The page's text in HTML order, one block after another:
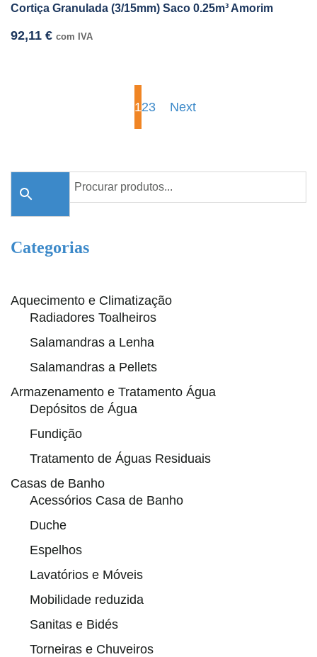
Cortiça Granulada (3/15mm) Saco 0.25m³ Amorim
92,11 € com IVA
123 Next
Categorias
Aquecimento e Climatização
Radiadores Toalheiros
Salamandras a Lenha
Salamandras a Pellets
Armazenamento e Tratamento Água
Depósitos de Água
Fundição
Tratamento de Águas Residuais
Casas de Banho
Acessórios Casa de Banho
Duche
Espelhos
Lavatórios e Móveis
Mobilidade reduzida
Sanitas e Bidés
Torneiras e Chuveiros